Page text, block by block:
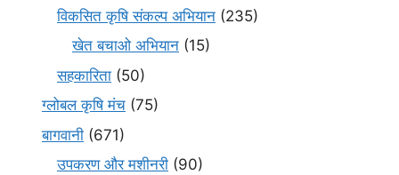
विकसित कृषि संकल्प अभियान (235)
खेत बचाओ अभियान (15)
सहकारिता (50)
ग्लोबल कृषि मंच (75)
बागवानी (671)
उपकरण और मशीनरी (90)